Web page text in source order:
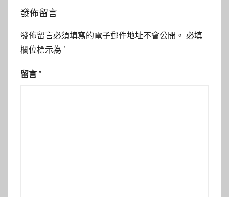
發佈留言
發佈留言必須填寫的電子郵件地址不會公開。 必填
欄位標示為 *
留言 *